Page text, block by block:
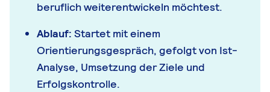
beruflich weiterentwickeln möchtest.
Ablauf: Startet mit einem
Orientierungsgespräch, gefolgt von Ist-
Analyse, Umsetzung der Ziele und
Erfolgskontrolle.